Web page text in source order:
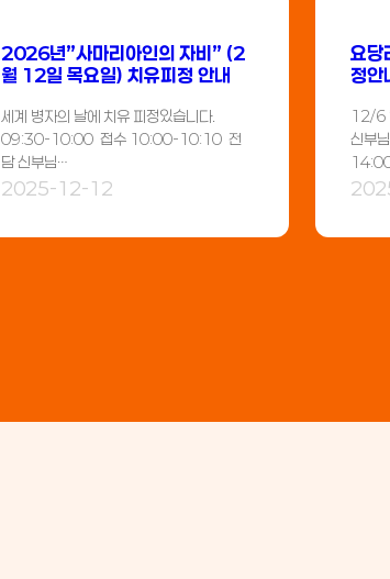
2026년”사마리아인의 자비” (2
월 12일 목요일) 치유피정 안내
세계 병자의 날에 치유 피정있습니다.
09:30-10:00 접수 10:00-10:10 전
담 신부님…
2025-12-12
요당
정
12/6
신부